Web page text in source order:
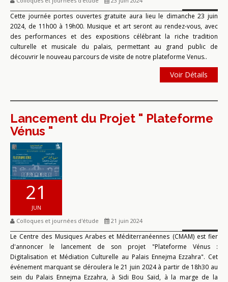
Cette journée portes ouvertes gratuite aura lieu le dimanche 23 juin
2024, de 11h00 à 19h00. Musique et art seront au rendez-vous, avec
des performances et des expositions célébrant la riche tradition
culturelle et musicale du palais, permettant au grand public de
découvrir le nouveau parcours de visite de notre plateforme Venus..
Voir Détails
Lancement du Projet " Plateforme
Vénus "
21
JUN
Colloques et journées d'étude
21 juin 2024
Le Centre des Musiques Arabes et Méditerranéennes (CMAM) est fier
d'annoncer le lancement de son projet "Plateforme Vénus :
Digitalisation et Médiation Culturelle au Palais Ennejma Ezzahra". Cet
événement marquant se déroulera le 21 juin 2024 à partir de 18h30 au
sein du Palais Ennejma Ezzahra, à Sidi Bou Saïd, à la marge de la